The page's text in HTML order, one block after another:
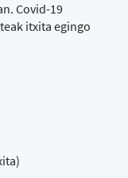
Covid-19
itxita egingo